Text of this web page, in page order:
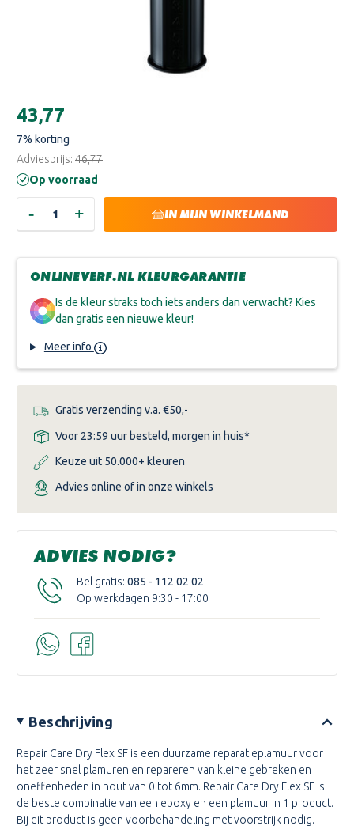
voorraad:
€43,77
7% korting
Adviesprijs: €46,77
Op voorraad
HOEVEELHEID
VAN
CARE
FLEX
2
IN
1
ML
- HOEVEELHEID
VAN
CARE
FLEX
2
1
ML
+ IN MIJN WINKELMAND
ONLINEVERF.NL KLEURGARANTIE
Is de kleur straks toch iets anders dan verwacht? Kies
dan gratis een nieuwe kleur!
Meer info
Gratis verzending v.a. €50,-
Voor 23:59 uur besteld, morgen in huis*
Keuze uit 50.000+ kleuren
Advies online of in onze winkels
ADVIES NODIG?
Bel gratis: 085 - 112 02 02
Op werkdagen 9:30 - 17:00
Beschrijving
Repair Care Dry Flex SF is een duurzame reparatieplamuur voor
het zeer snel plamuren en repareren van kleine gebreken en
oneffenheden in hout van 0 tot 6mm. Repair Care Dry Flex SF is
de beste combinatie van een epoxy en een plamuur in 1 product.
Bij dit product is geen voorbehandeling met voorstrijk nodig.